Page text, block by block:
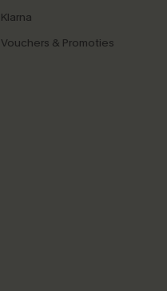
Klarna
Vouchers & Promoties